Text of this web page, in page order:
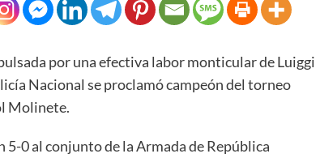
por una efectiva labor monticular de Luiggi
Nacional se proclamó campeón del torneo
Molinete.
5-0 al conjunto de la Armada de República